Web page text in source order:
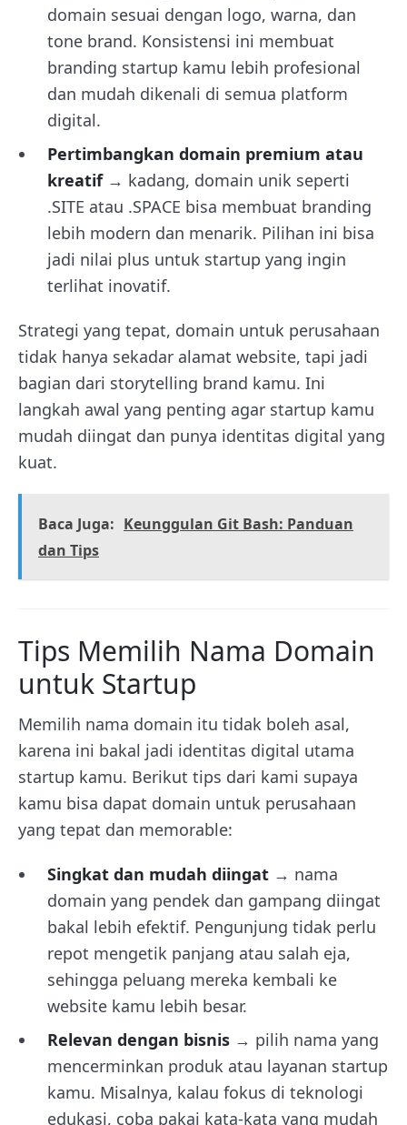
domain sesuai dengan logo, warna, dan
tone brand. Konsistensi ini membuat
branding startup kamu lebih profesional
dan mudah dikenali di semua platform
digital.
Pertimbangkan domain premium atau
kreatif→ kadang, domain unik seperti
.SITE atau .SPACE bisa membuat branding
lebih modern dan menarik. Pilihan ini bisa
jadi nilai plus untuk startup yang ingin
terlihat inovatif.
Strategi yang tepat, domain untuk perusahaan
tidak hanya sekadar alamat website, tapi jadi
bagian dari storytelling brand kamu. Ini
langkah awal yang penting agar startup kamu
mudah diingat dan punya identitas digital yang
kuat.
Baca Juga: Keunggulan Git Bash: Panduan
dan Tips
Tips Memilih Nama Domain
untuk Startup
Memilih nama domain itu tidak boleh asal,
karena ini bakal jadi identitas digital utama
startup kamu. Berikut tips dari kami supaya
kamu bisa dapat domain untuk perusahaan
yang tepat dan memorable:
Singkat dan mudah diingat → nama
domain yang pendek dan gampang diingat
bakal lebih efektif. Pengunjung tidak perlu
repot mengetik panjang atau salah eja,
sehingga peluang mereka kembali ke
website kamu lebih besar.
Relevan dengan bisnis → pilih nama yang
mencerminkan produk atau layanan startup
kamu. Misalnya, kalau fokus di teknologi
edukasi, coba pakai kata-kata yang mudah